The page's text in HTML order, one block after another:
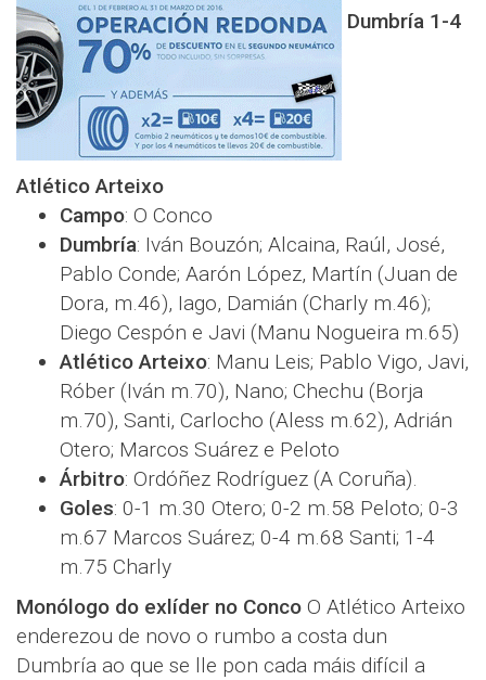
Dumbría 1-4
Atlético Arteixo
Campo: O Conco
Dumbría: Iván Bouzón; Alcaina, Raúl, José,
Pablo Conde; Aarón López, Martín (Juan de
Dora, m.46), Iago, Damián (Charly m.46);
Diego Cespón e Javi (Manu Nogueira m.65)
Atlético Arteixo: Manu Leis; Pablo Vigo, Javi,
Róber (Iván m.70), Nano; Chechu (Borja
m.70), Santi, Carlocho (Aless m.62), Adrián
Otero; Marcos Suárez e Peloto
Árbitro: Ordóñez Rodríguez (A Coruña).
Goles: 0-1 m.30 Otero; 0-2 m.58 Peloto; 0-3
m.67 Marcos Suárez; 0-4 m.68 Santi; 1-4
m.75 Charly
Monólogo do exlíder no Conco O Atlético Arteixo
enderezou de novo o rumbo a costa dun
Dumbría ao que se lle pon cada máis difícil a